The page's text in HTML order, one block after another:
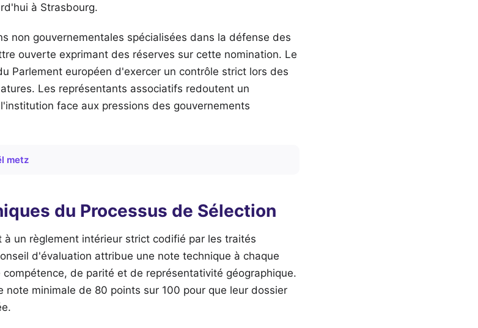
à Strasbourg.
non gouvernementales spécialisées dans la défense des
ouverte exprimant des réserves sur cette nomination. Le
Parlement européen d'exercer un contrôle strict lors des
Les représentants associatifs redoutent un
face aux pressions des gouvernements
metz
du Processus de Sélection
un règlement intérieur strict codifié par les traités
d'évaluation attribue une note technique à chaque
de parité et de représentativité géographique.
minimale de 80 points sur 100 pour que leur dossier